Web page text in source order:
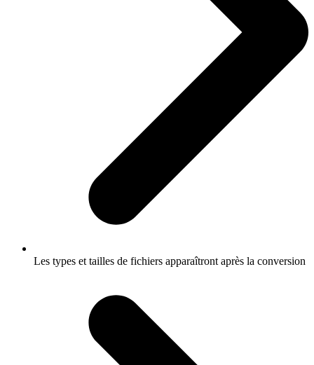
Les types et tailles de fichiers apparaîtront après la conversion